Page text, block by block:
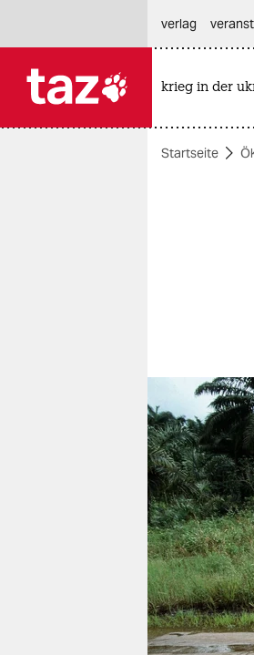
themen
berlin
nord
wahrheit
verlag
verlag
shop
verlag
krieg in der
Startseite